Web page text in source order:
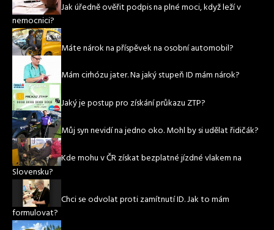
Jak úředně ověřit podpis na plné moci, když leží v
nemocnici?
Máte nárok na příspěvek na osobní automobil?
Mám cirhózu jater. Na jaký stupeň ID mám nárok?
Jaký je postup pro získání průkazu ZTP?
Můj syn nevidí na jedno oko. Mohl by si udělat řidičák?
Kde mohu v ČR získat bezplatné jízdné vlakem na
Slovensku?
Chci se odvolat proti zamítnutí ID. Jak to mám
formulovat?